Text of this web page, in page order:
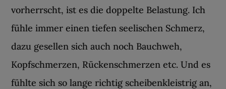
vorherrscht, ist es die doppelte Belastung. Ich
fühle immer einen tiefen seelischen Schmerz,
dazu gesellen sich auch noch Bauchweh,
Kopfschmerzen, Rückenschmerzen etc. Und es
fühlte sich so lange richtig scheibenkleistrig an,